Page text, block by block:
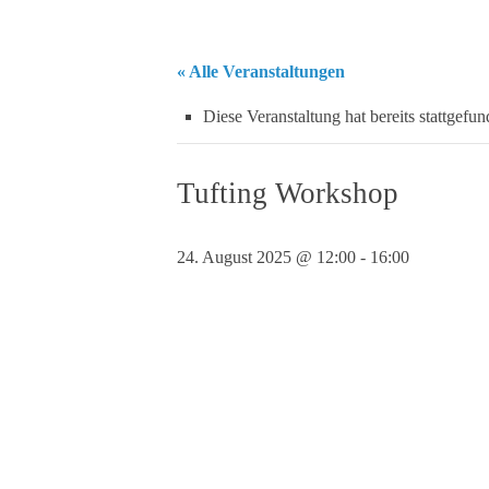
« Alle Veranstaltungen
Diese Veranstaltung hat bereits
Tufting Workshop
24. August 2025 @ 12:00 - 16:00